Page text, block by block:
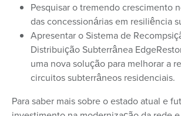
Pesquisar o tremendo crescimento
das concessionárias em resiliência
Apresentar o Sistema de
Distribuição Subterrânea
uma nova solução para melhorar a
circuitos subterrâneos residenciais.
Para saber mais sobre o estado atual e